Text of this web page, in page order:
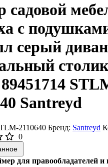
садовой
с
серый диван
Santreyd
2110640 Бренд: Santreyd
0
для правообладателей и